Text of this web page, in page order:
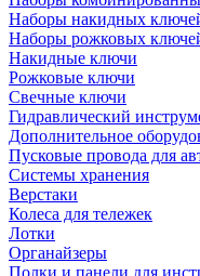
Наборы накидных
Наборы рожковых
Накидные ключи
Рожковые ключи
Свечные ключи
Гидравлический
Дополнительное
Пусковые провода для
Системы хранения
Верстаки
Колеса для тележек
Лотки
Органайзеры
Полки и панели для